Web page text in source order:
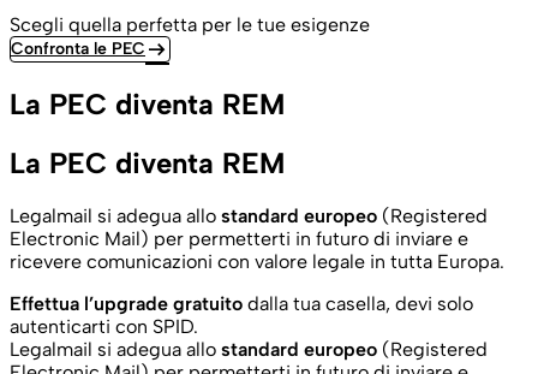
Scegli quella perfetta per le tue esigenze
Confronta le PEC arrow_right_alt
La PEC diventa REM
La PEC diventa REM
Legalmail si adegua allo standard europeo (Registered
Electronic Mail) per permetterti in futuro di inviare e
ricevere comunicazioni con valore legale in tutta Europa.
Effettua l’upgrade gratuito dalla tua casella, devi solo
autenticarti con SPID.
Legalmail si adegua allo standard europeo (Registered